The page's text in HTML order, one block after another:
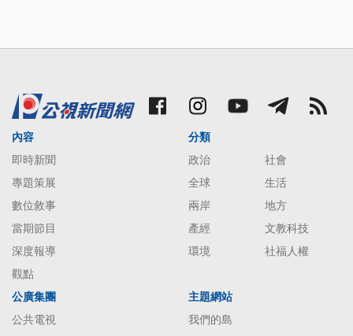
內容
即時新聞
專題策展
數位敘事
當期節目
深度報導
觀點
分類
政治
社會
全球
生活
兩岸
地方
產經
文教科技
環境
社福人權
公廣集團
公共電視
主題網站
我們的島